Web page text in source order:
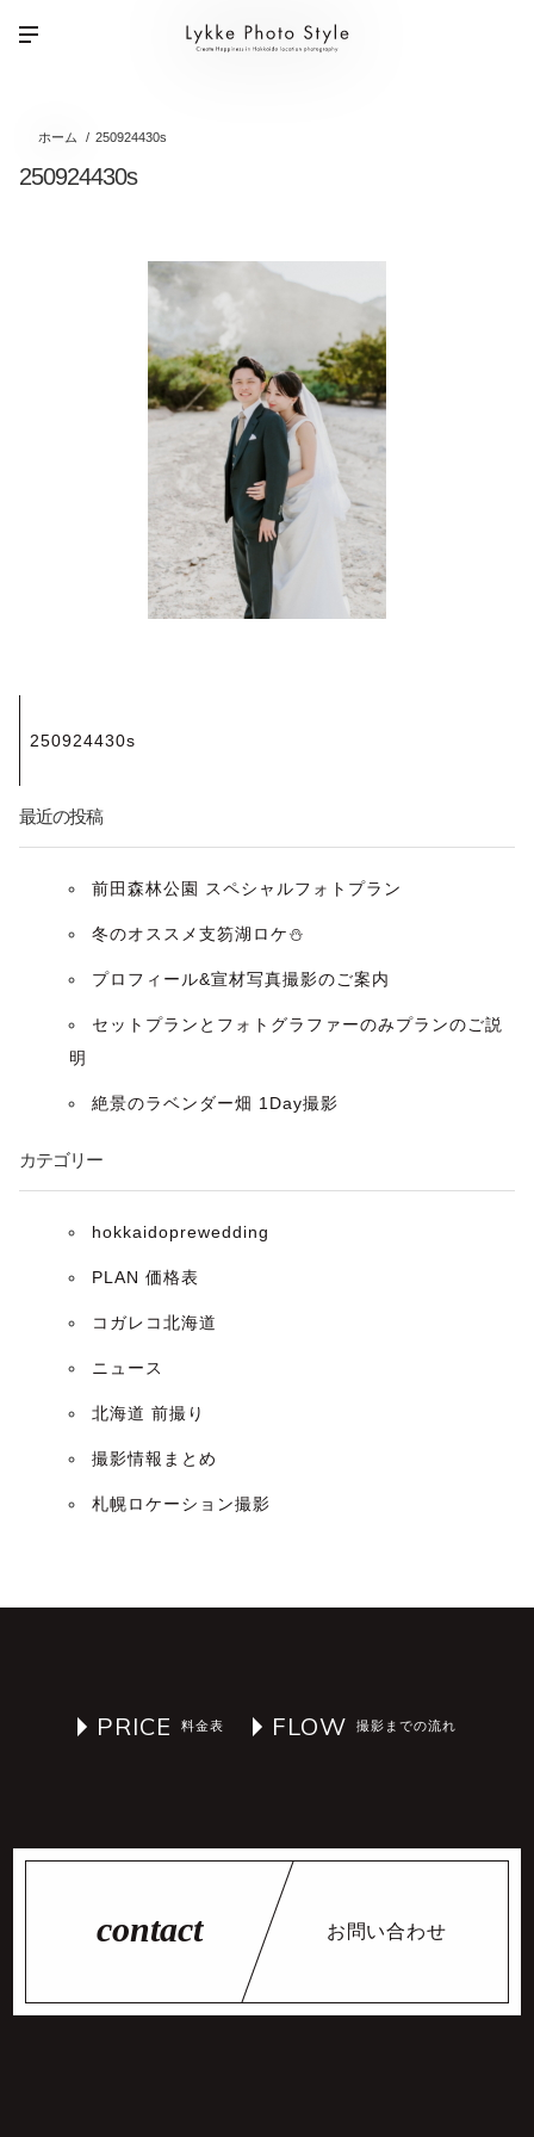
ホーム 250924430s
250924430s
稿
ナ
ン
250924430s
最近の投稿
前田森林公園 スペシャルフォトプラン
冬のオススメ支笏湖ロケ⛄️
プロフィール&宣材写真撮影のご案内
セットプランとフォトグラファーのみプランのご説
明
絶景のラベンダー畑 1Day撮影
カテゴリー
hokkaidoprewedding
PLAN 価格表
コガレコ北海道
ニュース
北海道 前撮り
撮影情報まとめ
札幌ロケーション撮影
PRICE FLOW
お問い合わせ